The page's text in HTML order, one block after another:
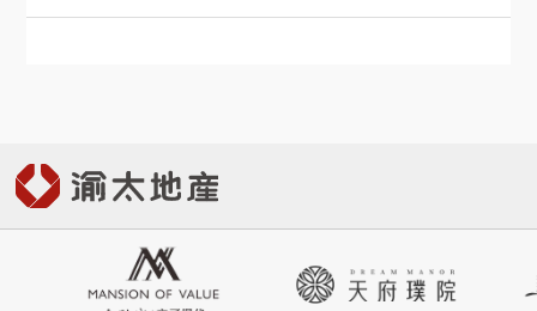

